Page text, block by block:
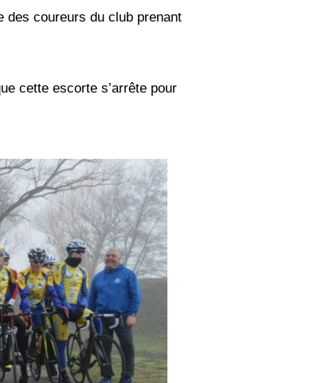
des coureurs du club prenant
cette escorte s’arrête pour